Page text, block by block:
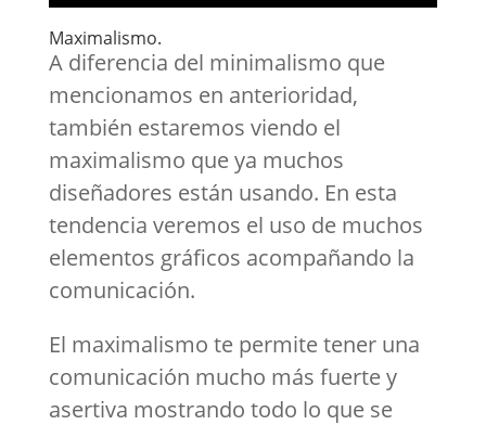
Maximalismo.
A diferencia del minimalismo que
mencionamos en anterioridad,
también estaremos viendo el
maximalismo que ya muchos
diseñadores están usando. En esta
tendencia veremos el uso de muchos
elementos gráficos acompañando la
comunicación.
El maximalismo te permite tener una
comunicación mucho más fuerte y
asertiva mostrando todo lo que se